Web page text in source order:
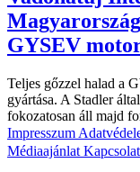
GYSEV
Teljes gőzzel halad a
gyártása. A Stadler
fokozatosan áll majd
Impresszum
Médiaajánlat Kapcsolat